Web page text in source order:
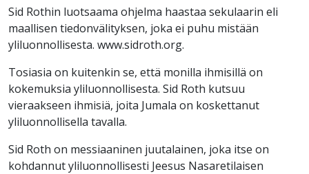
Sid Rothin luotsaama ohjelma haastaa sekulaarin eli
maallisen tiedonvälityksen, joka ei puhu mistään
yliluonnollisesta. www.sidroth.org.
Tosiasia on kuitenkin se, että monilla ihmisillä on
kokemuksia yliluonnollisesta. Sid Roth kutsuu
vieraakseen ihmisiä, joita Jumala on koskettanut
yliluonnollisella tavalla.
Sid Roth on messiaaninen juutalainen, joka itse on
kohdannut yliluonnollisesti Jeesus Nasaretilaisen